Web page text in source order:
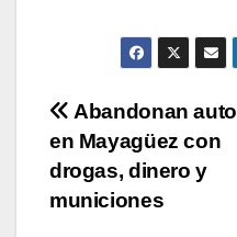
Navegación
de
entradas
Abandonan auto
en Mayagüez con
drogas, dinero y
municiones